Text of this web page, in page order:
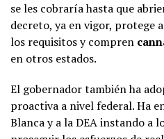
se les cobraría hasta que
decreto, ya en vigor, protege
los requisitos y compren
en otros estados.
El gobernador también ha
proactiva a nivel federal. Ha
Blanca y a la DEA instando a